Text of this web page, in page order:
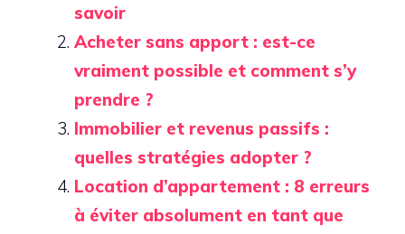
savoir
Acheter sans apport : est-ce
vraiment possible et comment s’y
prendre ?
Immobilier et revenus passifs :
quelles stratégies adopter ?
Location d’appartement : 8 erreurs
à éviter absolument en tant que